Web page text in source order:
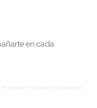
en cada